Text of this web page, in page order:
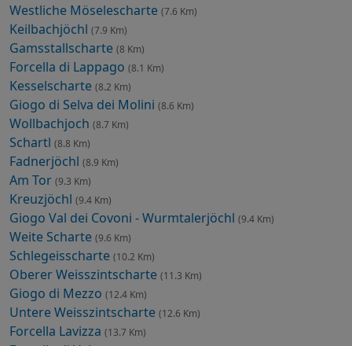
Westliche Möselescharte (7.6 Km)
Keilbachjöchl (7.9 Km)
Gamsstallscharte (8 Km)
Forcella di Lappago (8.1 Km)
Kesselscharte (8.2 Km)
Giogo di Selva dei Molini (8.6 Km)
Wollbachjoch (8.7 Km)
Schartl (8.8 Km)
Fadnerjöchl (8.9 Km)
Am Tor (9.3 Km)
Kreuzjöchl (9.4 Km)
Giogo Val dei Covoni - Wurmtalerjöchl (9.4 Km)
Weite Scharte (9.6 Km)
Schlegeisscharte (10.2 Km)
Oberer Weisszintscharte (11.3 Km)
Giogo di Mezzo (12.4 Km)
Untere Weisszintscharte (12.6 Km)
Forcella Lavizza (13.7 Km)